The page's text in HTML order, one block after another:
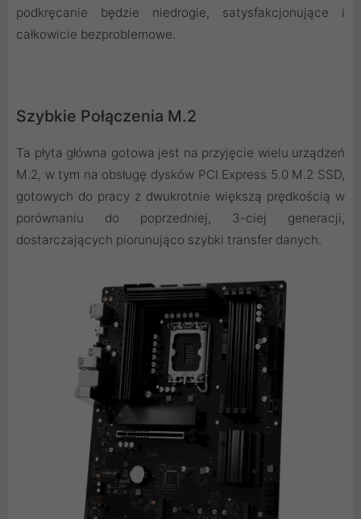
podkręcanie będzie niedrogie, satysfakcjonujące i
całkowicie bezproblemowe.
Szybkie Połączenia M.2
Ta płyta główna gotowa jest na przyjęcie wielu urządzeń
M.2, w tym na obsługę dysków PCI Express 5.0 M.2 SSD,
gotowych do pracy z dwukrotnie większą prędkością w
porównaniu do poprzedniej, 3-ciej generacji,
dostarczających piorunująco szybki transfer danych.